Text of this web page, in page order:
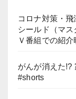
コロナ対策・
シールド（マ
Ｖ番組での紹介
がんが消えた!?
#shorts